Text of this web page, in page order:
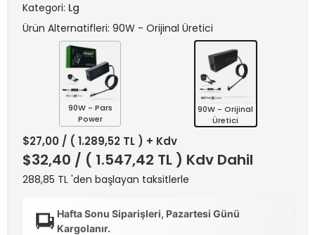
Kategori: Lg
Ürün Alternatifleri: 90W - Orijinal Üretici
90W - Pars
Power
90W - Orijinal
Üretici
$27,00 / ( 1.289,52 TL ) + Kdv
$32,40 / ( 1.547,42 TL ) Kdv Dahil
288,85 TL 'den başlayan taksitlerle
Hafta Sonu Siparişleri, Pazartesi Günü
Kargolanır.